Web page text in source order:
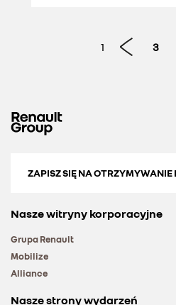
1 3
ZAPISZ SIĘ NA
Nasze witryny korporacyjne
Grupa Renault
Mobilize
Alliance
Nasze strony wydarzeń